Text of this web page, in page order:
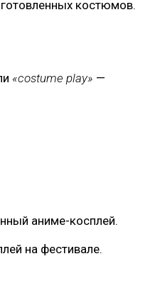
костюмов.
«costume play» —
аниме-косплей.
на фестивале.